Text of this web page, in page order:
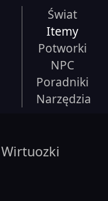
Świat
Itemy
Potworki
NPC
Poradniki
Narzędzia